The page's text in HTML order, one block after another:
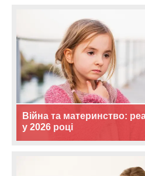
Війна та материнство:
у 2026 році